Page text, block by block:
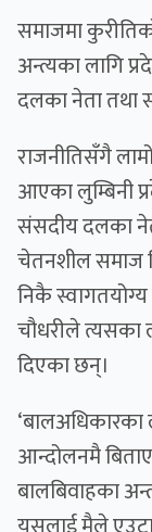
समाजमा
अन्त्यका लागि
दलका नेता तथा
राजनीतिसँगै
आएका लुम्बिनी
संसदीय दलका
चेतनशील समाज
निकै
चौधरीले त्यसका
दिएका छन्।
‘बालअधिकारका
आन्दोलनमै
बालबिवाहका